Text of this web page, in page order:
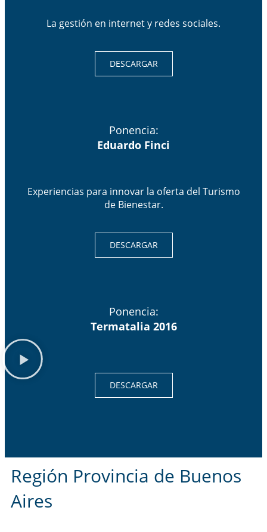
La gestión en internet y redes sociales.
DESCARGAR
Ponencia:
Eduardo Finci
Experiencias para innovar la oferta del Turismo
de Bienestar.
DESCARGAR
Ponencia:
Termatalia 2016
DESCARGAR
Región Provincia de Buenos
Aires